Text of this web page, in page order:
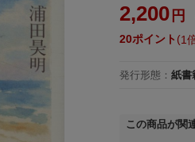
2,200 円
20ポイント 1
発行形態 ： 紙書
この商品が関